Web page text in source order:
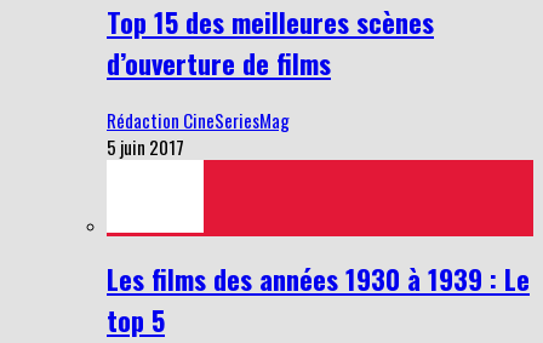
Top 15 des meilleures scènes
d’ouverture de films
Rédaction CineSeriesMag
5 juin 2017
Les films des années 1930 à 1939 : Le
top 5